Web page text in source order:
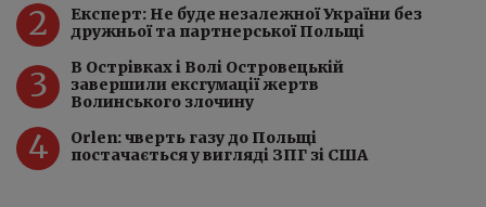
2
Експерт: Не буде незалежної України без
дружньої та партнерської Польщі
3
️В Острівках і Волі Островецькій
завершили ексгумації жертв
Волинського злочину
4
Orlen: чверть газу до Польщі
постачається у вигляді ЗПГ зі США